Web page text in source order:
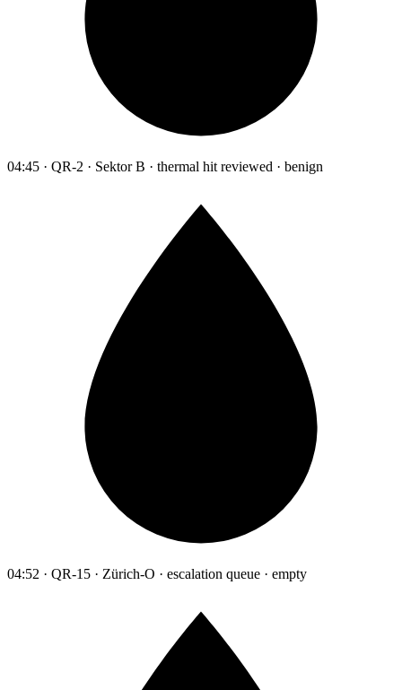
04:45 · QR-2 · Sektor B · thermal hit reviewed · benign
04:52 · QR-15 · Zürich-O · escalation queue · empty